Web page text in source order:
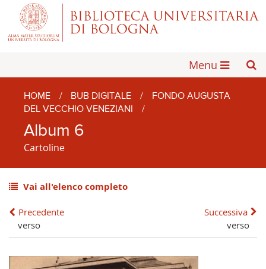
Menu
HOME / BUB DIGITALE /
FONDO AUGUSTA
DEL VECCHIO VENEZIANI
/
Album 6
Cartoline
Vai all'elenco completo
Precedente
verso
Successiva
verso